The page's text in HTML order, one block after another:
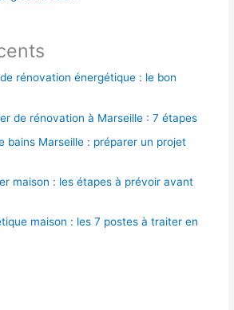
rénovation énergétique : le bon
de rénovation à Marseille : 7 étapes
bains Marseille : préparer un projet
maison : les étapes à prévoir avant
maison : les 7 postes à traiter en